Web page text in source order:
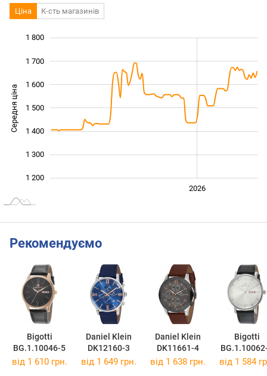
Ціна К-сть магазинів
Середня ціна 1 200
1 200
1 300
1 400
1 500
1 600
1 700
1 800
2026
Рекомендуємо
Bigotti
BG.1.10046-5
Daniel Klein
DK12160-3
Daniel Klein
DK11661-4
Bigotti
від 1 610 грн. від 1 649 грн. від 1 638 грн. від 1 584